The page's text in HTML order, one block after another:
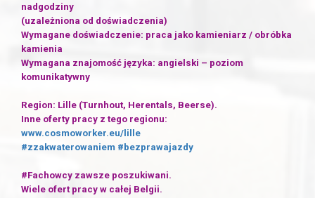
nadgodziny
(uzależniona od doświadczenia)
Wymagane doświadczenie: praca jako kamieniarz / obróbka
kamienia
Wymagana znajomość języka: angielski – poziom
komunikatywny
Region: Lille (Turnhout, Herentals, Beerse).
Inne oferty pracy z tego regionu:
www.cosmoworker.eu/lille
#zzakwaterowaniem #bezprawajazdy
#Fachowcy zawsze poszukiwani.
Wiele ofert pracy w całej Belgii.